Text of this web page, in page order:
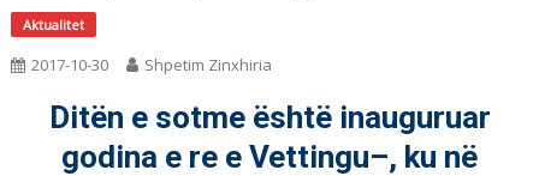
Aktualitet
2017-10-30 Shpetim Zinxhiria
Ditën e sotme është inauguruar
godina e re e Vettingu–, ku në